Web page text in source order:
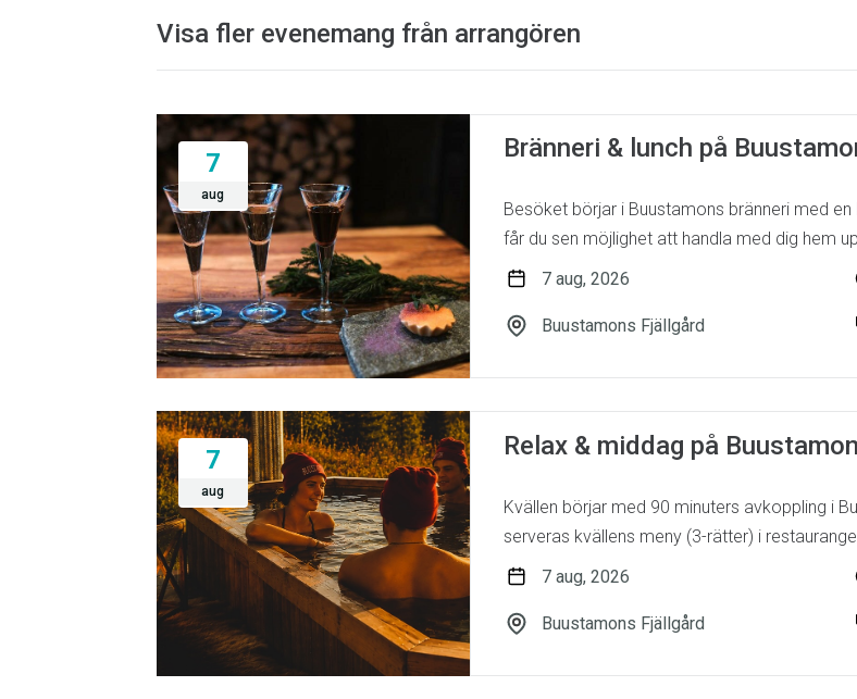
Visa fler evenemang från arrangören
7
aug
Bränneri & lunch på
Besöket börjar i Buustamons bränneri med
får du sen möjlighet att handla med dig hem
7 aug, 2026
Buustamons Fjällgård
7
aug
Relax & middag på Buustamon
Kvällen börjar med 90 minuters avkoppling i
serveras kvällens meny (3-rätter) i
7 aug, 2026
Buustamons Fjällgård